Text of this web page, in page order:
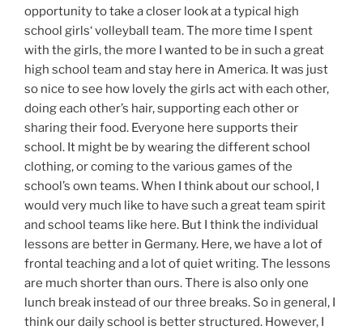
opportunity to take a closer look at a typical high
school girls‘ volleyball team. The more time I spent
with the girls, the more I wanted to be in such a great
high school team and stay here in America. It was just
so nice to see how lovely the girls act with each other,
doing each other’s hair, supporting each other or
sharing their food. Everyone here supports their
school. It might be by wearing the different school
clothing, or coming to the various games of the
school’s own teams. When I think about our school, I
would very much like to have such a great team spirit
and school teams like here. But I think the individual
lessons are better in Germany. Here, we have a lot of
frontal teaching and a lot of quiet writing. The lessons
are much shorter than ours. There is also only one
lunch break instead of our three breaks. So in general, I
think our daily school is better structured. However, I